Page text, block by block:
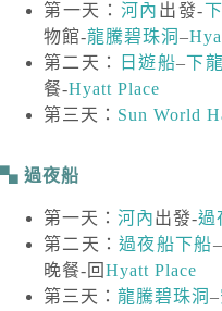
第一天： 河內 出發-
物館-龍騰碧珠洞 –
第二天：
日遊船–下
餐-Hyatt Place
第三天： Sun World
過夜船
第一天： 河內出發-過
第二天：過夜船下船–
晚餐-回 Hyatt Place
第三天：龍騰碧珠洞–